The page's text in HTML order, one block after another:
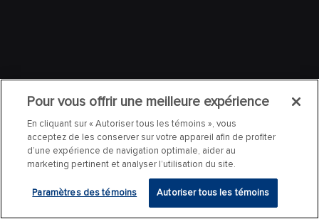
Pour vous offrir une meilleure expérience
En cliquant sur « Autoriser tous les témoins », vous
acceptez de les conserver sur votre appareil afin de profiter
d’une expérience de navigation optimale, aider au
marketing pertinent et analyser l’utilisation du site.
Paramètres des témoins Autoriser tous les témoins